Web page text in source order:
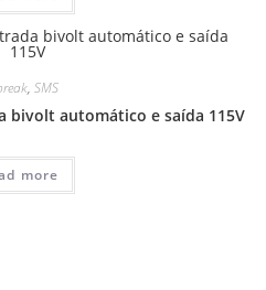
, SMS
bivolt automático e saída 115V
more